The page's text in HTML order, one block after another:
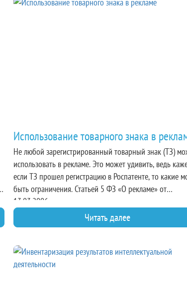
Использование товарного знака в
Не любой зарегистрированный товарный знак (ТЗ)
использовать в рекламе. Это может удивить, ведь
если ТЗ прошел регистрацию в Роспатенте, то какие
быть ограничения. Статьей 5 ФЗ «О рекламе» от
13.03.2006 предусмотрен ряд случаев, когда рекламу
признают недобросовестной или недостоверной.
Встречается много кейсов, когда рекламная кампания
ней своего или чужого ТЗ.
Читать далее